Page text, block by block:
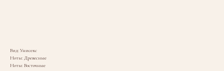
Вид: Унисекс
Ноты: Древесные
Ноты: Восточные